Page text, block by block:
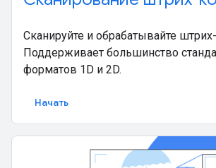
Сканируйте и обрабатывайте
Поддерживает большинство
форматов 1D и 2D.
Начать